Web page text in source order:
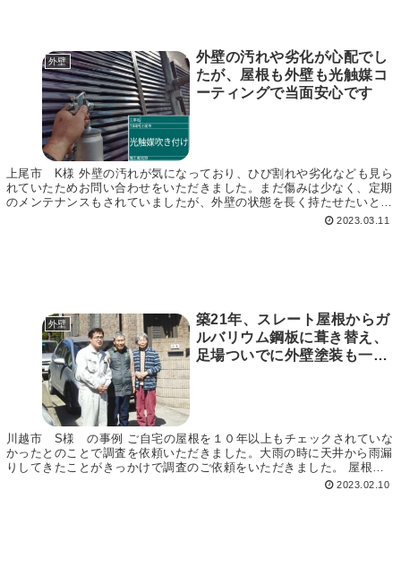
外壁
外壁の汚れや劣化が心配でし
たが、屋根も外壁も光触媒コ
ーティングで当面安心です
上尾市 K様 外壁の汚れが気になっており、ひび割れや劣化なども見ら
れていたためお問い合わせをいただきました。まだ傷みは少なく、定期
のメンテナンスもされていましたが、外壁の状態を長く持たせたいとご
2023.03.11
外壁
築21年、スレート屋根からガ
ルバリウム鋼板に葺き替え、
足場ついでに外壁塗装も一緒
川越市 S様 の事例 ご自宅の屋根を１０年以上もチェックされていな
かったとのことで調査を依頼いただきました。大雨の時に天井から雨漏
りしてきたことがきっかけで調査のご依頼をいただきました。 屋根に
2023.02.10